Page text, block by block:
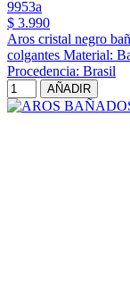
9953a
$ 3.990
Aros cristal negro
colgantes Material:
Procedencia: Brasil
AÑADIR